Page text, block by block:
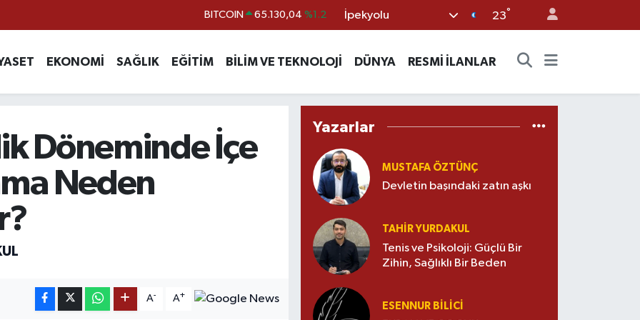
DOLAR 47,7106 %0.17
STERLİN 64,4046 %0.35
GRAM ALTIN 6618.49 %2.12
%-19
İpekyolu 23°
EKONOMİ SAĞLIK EĞİTİM BİLİM VE TEKNOLOJİ DÜNYA RESMİ İLANLAR
Döneminde İçe
Neden
A- A+
Yazarlar
MUSTAFA ÖZTÜNÇ
Devletin başındaki zatın aşkı
TAHIR YURDAKUL
Tenis ve Psikoloji: Güçlü Bir
Zihin, Sağlıklı Bir Beden
ESENNUR BİLİCİ